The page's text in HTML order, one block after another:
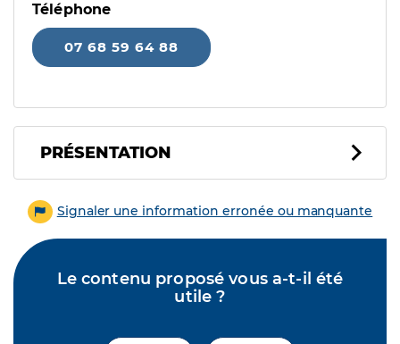
Téléphone
07 68 59 64 88
PRÉSENTATION
Signaler une information erronée ou manquante
Le contenu proposé vous a-t-il été
utile ?